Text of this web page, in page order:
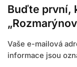
Buďte první,
Vaše e-mailová
informace jsou